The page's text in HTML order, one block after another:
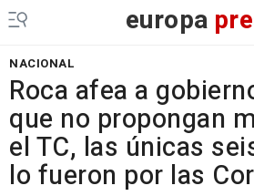
europa
NACIONAL
Roca afea a
que no propongan
el TC, las únicas
lo fueron por las